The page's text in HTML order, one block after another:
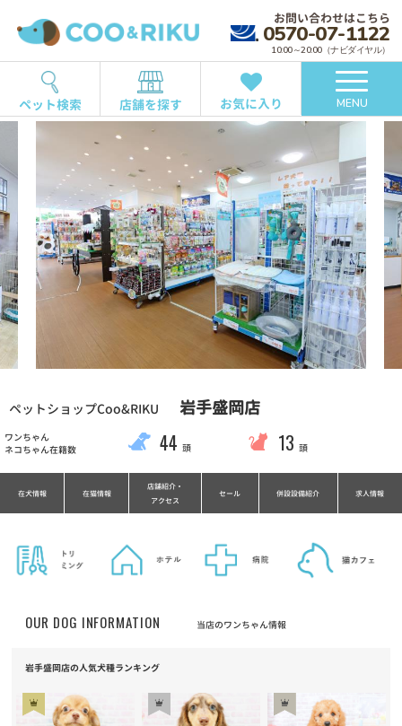
お問い合わせはこちら
0570-07-1122
10:00～20:00（ナビダイヤル）
ペット検索 店舗を探す お気に入り MENU
ペットショップCoo&RIKU 岩手盛岡店
ワンちゃん
ネコちゃん在籍数
44 頭 13 頭
在犬情報 在猫情報
店舗紹介・
アクセス
セール 併設設備紹介 求人情報
OUR DOG INFORMATION 当店のワンちゃん情報
岩手盛岡店の人気犬種ランキング